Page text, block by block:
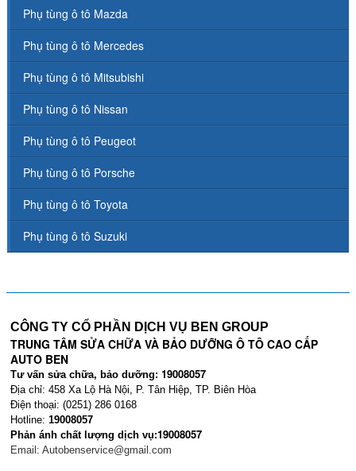
Phụ tùng ô tô Mazda
Phụ tùng ô tô Mercedes
Phụ tùng ô tô Mitsubishi
Phụ tùng ô tô Nissan
Phụ tùng ô tô Peugeot
Phụ tùng ô tô Porsche
Phụ tùng ô tô Toyota
Phụ tùng ô tô Suzuki
CÔNG TY CỔ PHẦN DỊCH VỤ BEN GROUP
TRUNG TÂM SỬA CHỮA VÀ BẢO DƯỠNG Ô TÔ CAO CẤP
AUTO BEN
Tư vấn sửa chữa, bảo dưỡng: 19008057
Địa chỉ: 458 Xa Lộ Hà Nội, P. Tân Hiệp, TP. Biên Hòa
Điện thoại: (0251) 286 0168
Hotline: 19008057
Phản ánh chất lượng dịch vụ:19008057
Email: Autobenservice@gmail.com